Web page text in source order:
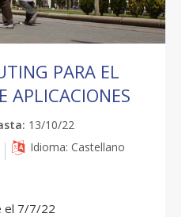
PARA EL
APLICACIONES
13/10/22
Idioma: Castellano
el 7/7/22